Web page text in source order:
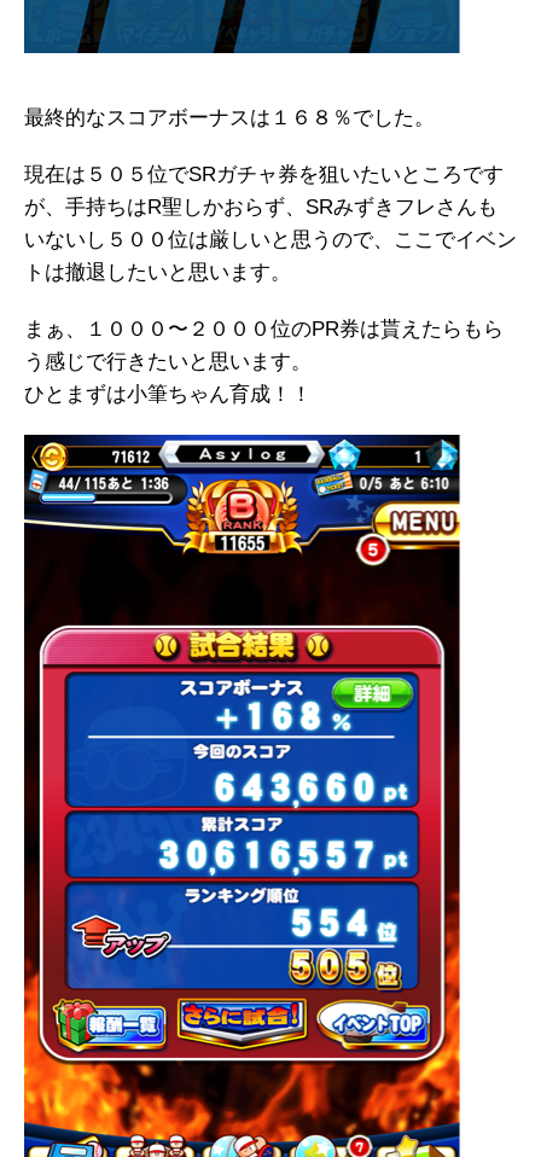
最終的なスコアボーナスは１６８％でした。
現在は５０５位でSRガチャ券を狙いたいところです
が、手持ちはR聖しかおらず、SRみずきフレさんも
いないし５００位は厳しいと思うので、ここでイベン
トは撤退したいと思います。
まぁ、１０００〜２０００位のPR券は貰えたらもら
う感じで行きたいと思います。
ひとまずは小筆ちゃん育成！！